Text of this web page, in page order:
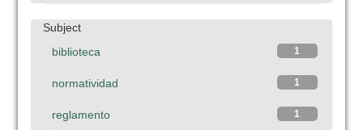
Subject
1
biblioteca
1
normatividad
1
reglamento